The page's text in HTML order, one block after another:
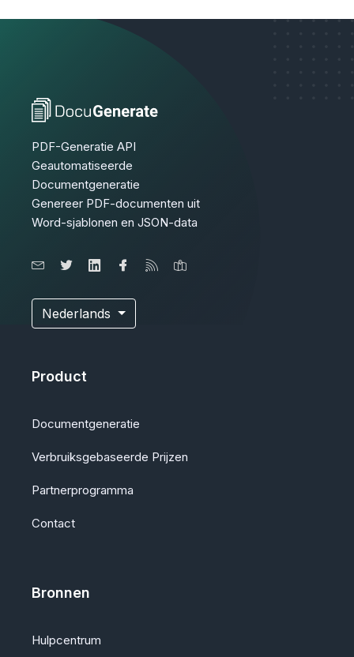
PDF-Generatie API
Geautomatiseerde
Documentgeneratie
Genereer PDF-documenten uit
Word-sjablonen en JSON-data
Nederlands
Product
Documentgeneratie
Verbruiksgebaseerde Prijzen
Partnerprogramma
Contact
Bronnen
Hulpcentrum